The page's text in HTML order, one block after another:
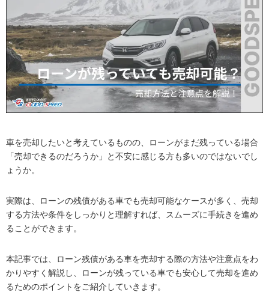
車を売却したいと考えているものの、ローンがまだ残っている場合
「売却できるのだろうか」と不安に感じる方も多いのではないでし
ょうか。
実際は、ローンの残債がある車でも売却可能なケースが多く、売却
する方法や条件をしっかりと理解すれば、スムーズに手続きを進め
ることができます。
本記事では、ローン残債がある車を売却する際の方法や注意点をわ
かりやすく解説し、ローンが残っている車でも安心して売却を進め
るためのポイントをご紹介していきます。